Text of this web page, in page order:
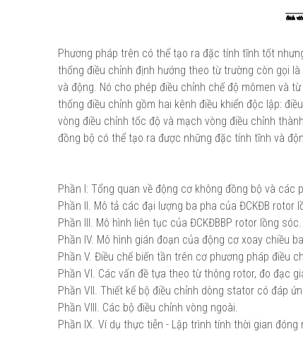
Phương pháp trên có thể tạo ra đặc tính tĩnh tốt
thống điều chỉnh định hướng theo từ trường còn gọi
và động. Nó cho phép điều chỉnh chế độ mômen và
thống điều chỉnh gồm hai kênh điều khiển độc lập:
vòng điều chỉnh tốc độ và mạch vòng điều chỉnh
đồng bộ có thể tạo ra được những đặc tính tĩnh và
Phần I: Tổng quan về động cơ không đồng bộ và các
Phần II. Mô tả các đại lượng ba pha của ĐCKĐB rotor
Phần III. Mô hình liên tục của ĐCKĐBBP rotor lồng sóc.
Phần IV. Mô hình gián đoạn của động cơ xoay chiều
Phần V. Điều chế biến tần trên cơ phương pháp điều
Phần VI. Các vấn đề tựa theo từ thông rotor, đo đạc
Phần VII. Thiết kế bộ điều chỉnh dòng stator có đáp
Phần VIII. Các bộ điều chỉnh vòng ngoài.
Phần IX. Ví dụ thực tiễn - Lập trình tính thời gian đóng